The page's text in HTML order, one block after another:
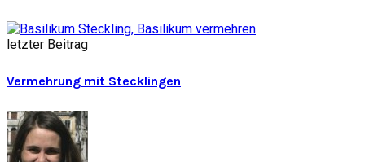
letzter Beitrag
Vermehrung mit Stecklingen